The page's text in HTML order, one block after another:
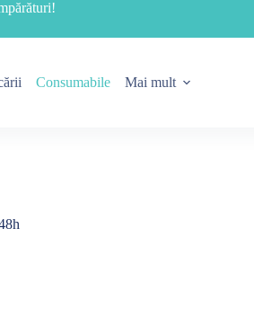
Consumabile Mai mult